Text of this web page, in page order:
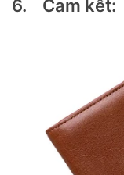
6. Cam kết: